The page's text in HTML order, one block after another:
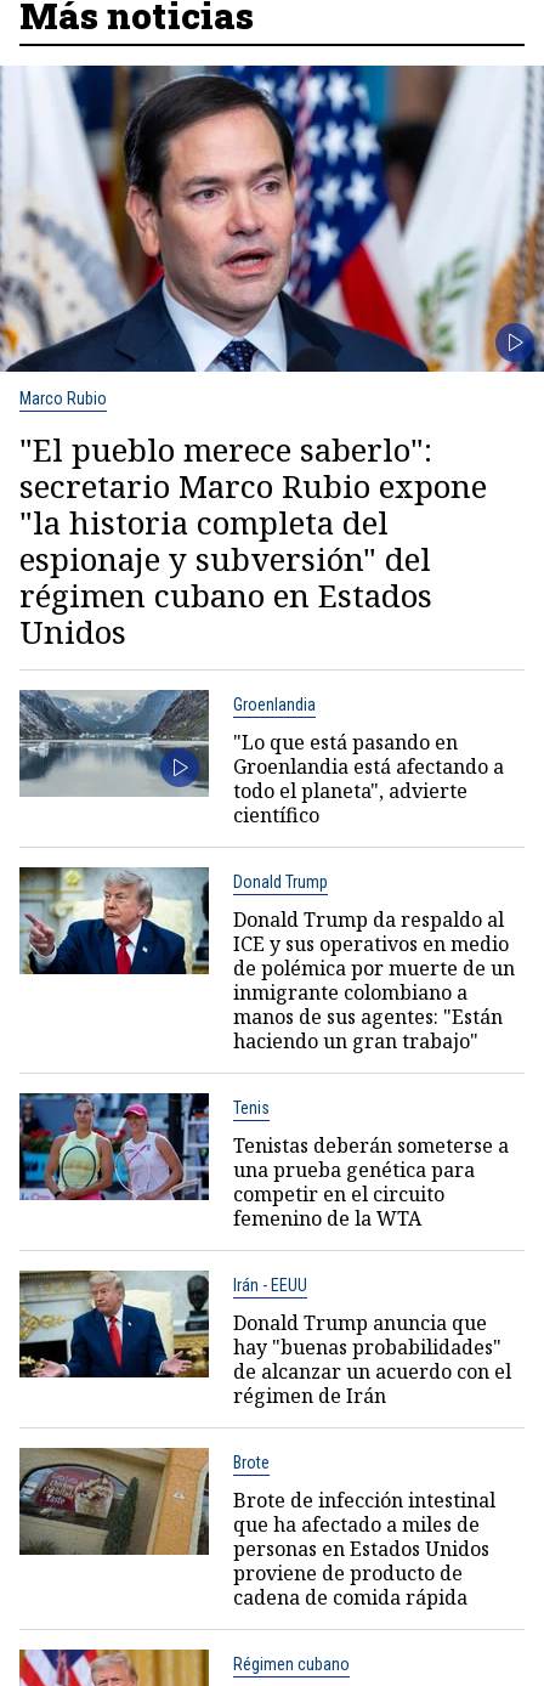
Más noticias
Marco Rubio
"El pueblo merece saberlo":
secretario Marco Rubio expone
"la historia completa del
espionaje y subversión" del
régimen cubano en Estados
Unidos
Groenlandia
"Lo que está pasando en
Groenlandia está afectando a
todo el planeta", advierte
científico
Donald Trump
Donald Trump da respaldo al
ICE y sus operativos en medio
de polémica por muerte de un
inmigrante colombiano a
manos de sus agentes: "Están
haciendo un gran trabajo"
Tenis
Tenistas deberán someterse a
una prueba genética para
competir en el circuito
femenino de la WTA
Irán - EEUU
Donald Trump anuncia que
hay "buenas probabilidades"
de alcanzar un acuerdo con el
régimen de Irán
Brote
Brote de infección intestinal
que ha afectado a miles de
personas en Estados Unidos
proviene de producto de
cadena de comida rápida
Régimen cubano